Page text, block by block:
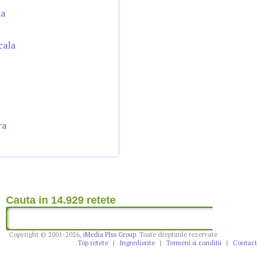
Cauta in 14.929 retete
Copyright © 2001-2026, iMedia Plus Group. Toate drepturile rezervate
Top retete
| Ingrediente | Termeni si conditii | Contact